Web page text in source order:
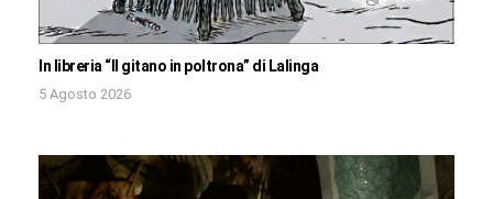
In libreria “Il gitano in poltrona” di Lalinga
5 Agosto 2026